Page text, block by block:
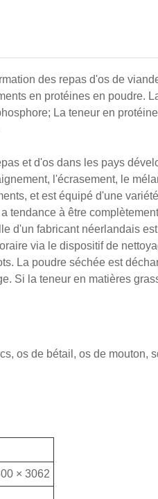
des repas d'os de
en protéines en poudre.
La teneur en
et d'os dans les pays
l'écrasement, le
et est équipé d'une
tendance à être
d'un fabricant néerlandais
via le dispositif de
La poudre séchée est
Si la teneur en matières
os de bétail, os de
× 3062